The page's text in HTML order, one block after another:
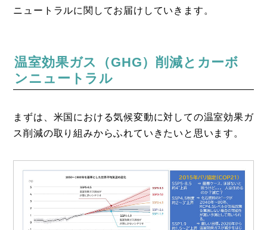
ニュートラルに関してお届けしていきます。
温室効果ガス（GHG）削減とカーボ
ンニュートラル
まずは、米国における気候変動に対しての温室効果ガ
ス削減の取り組みからふれていきたいと思います。